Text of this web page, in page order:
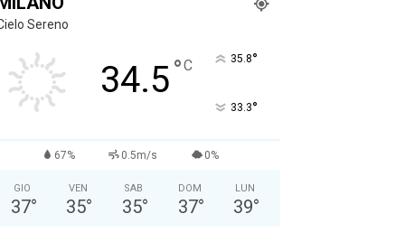
Sereno
34.5°C 35.8°
33.3°
67% 0.5m/s 0%
GIO
37°
VEN
35°
SAB
35°
DOM
37°
LUN
39°